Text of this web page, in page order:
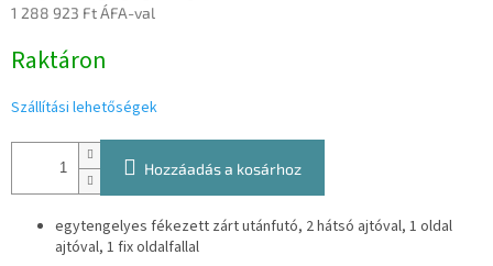
1 288 923 Ft ÁFA-val
Raktáron
Szállítási lehetőségek
Hozzáadás a kosárhoz
egytengelyes fékezett zárt utánfutó, 2 hátsó ajtóval, 1 oldal
ajtóval, 1 fix oldalfallal